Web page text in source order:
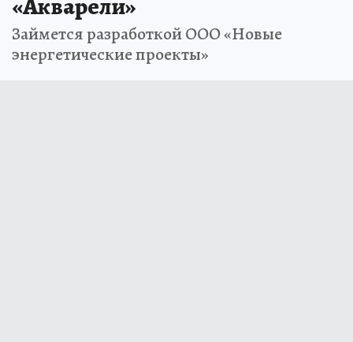
Займется разработкой ООО «Новые
энергетические проекты»